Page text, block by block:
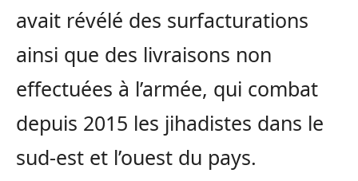
avait révélé des surfacturations
ainsi que des livraisons non
effectuées à l’armée, qui combat
depuis 2015 les jihadistes dans le
sud-est et l’ouest du pays.